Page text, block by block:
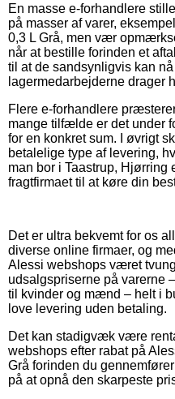
En masse e-forhandlere
på masser af varer,
0,3 L Grå, men vær
når at bestille forinden et
til at de sandsynligvis kan
lagermedarbejderne drager
Flere e-forhandlere
mange tilfælde er det under
for en konkret sum. I øvrigt
betalelige type af levering,
man bor i Taastrup, Hjørring
fragtfirmaet til at køre din
Det er ultra bekvemt for os
diverse online firmaer, og
Alessi webshops været
udsalgspriserne på varerne
til kvinder og mænd – helt i
love levering uden betaling.
Det kan stadigvæk være
webshops efter rabat på
Grå forinden du
på at opnå den skarpeste